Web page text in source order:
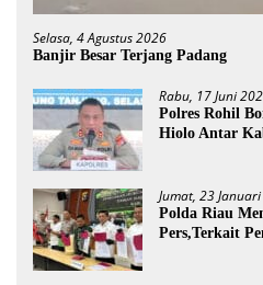
Selasa, 4 Agustus 2026
Banjir Besar Terjang Padang
Rabu, 17 Juni
Polres Rohil
Hiolo Antar
Jumat, 23
Polda Riau
Pers,Terkait